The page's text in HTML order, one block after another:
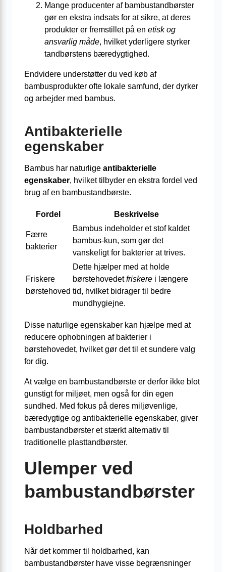
Mange producenter af bambustandbørster
gør en ekstra indsats for at sikre, at deres
produkter er fremstillet på en etisk og
ansvarlig måde, hvilket yderligere styrker
tandbørstens bæredygtighed.
Endvidere understøtter du ved køb af
bambusprodukter ofte lokale samfund, der dyrker
og arbejder med bambus.
Antibakterielle
egenskaber
Bambus har naturlige antibakterielle
egenskaber, hvilket tilbyder en ekstra fordel ved
brug af en bambustandbørste.
Fordel Beskrivelse
Færre
bakterier
Bambus indeholder et stof kaldet
bambus-kun, som gør det
vanskeligt for bakterier at trives.
Friskere
børstehoved
Dette hjælper med at holde
børstehovedetfriskere i længere
tid, hvilket bidrager til bedre
mundhygiejne.
Disse naturlige egenskaber kan hjælpe med at
reducere ophobningen af bakterier i
børstehovedet, hvilket gør det til et sundere valg
for dig.
At vælge en bambustandbørste er derfor ikke blot
gunstigt for miljøet, men også for din egen
sundhed. Med fokus på deres miljøvenlige,
bæredygtige og antibakterielle egenskaber, giver
bambustandbørster et stærkt alternativ til
traditionelle plasttandbørster.
Ulemper ved
bambustandbørster
Holdbarhed
Når det kommer til holdbarhed, kan
bambustandbørster have visse begrænsninger